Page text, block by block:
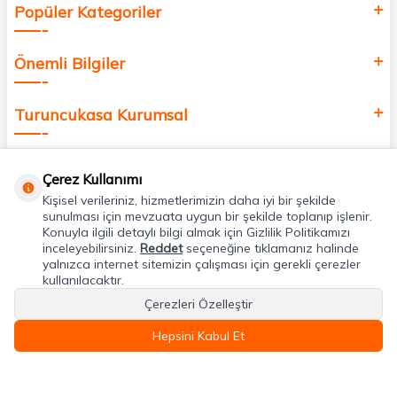
Popüler Kategoriler
Önemli Bilgiler
Turuncukasa Kurumsal
Uygulamalarımız
Adres & İletişim
Çerez Kullanımı
Kişisel verileriniz, hizmetlerimizin daha iyi bir şekilde
sunulması için mevzuata uygun bir şekilde toplanıp işlenir.
Konuyla ilgili detaylı bilgi almak için Gizlilik Politikamızı
inceleyebilirsiniz. Reddetseçeneğine tıklamanız halinde
yalnızca internet sitemizin çalışması için gerekli çerezler
kullanılacaktır.
Çerezleri Özelleştir
Hepsini Kabul Et